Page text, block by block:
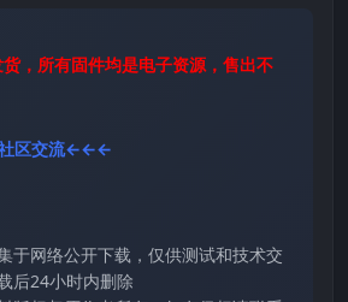
，所有固件均是电子资源，售出不
区交流←←←
于网络公开下载，仅供测试和技术交
后24小时内删除